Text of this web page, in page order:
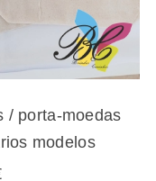
/ porta-moedas
modelos
Price